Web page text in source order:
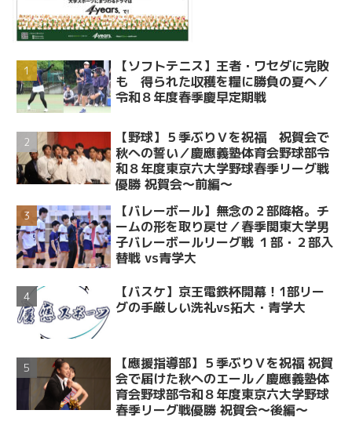
【ソフトテニス】王者・ワセダに完敗
も 得られた収穫を糧に勝負の夏へ／
令和８年度春季慶早定期戦
【野球】５季ぶりＶを祝福 祝賀会で
秋への誓い／慶應義塾体育会野球部令
和８年度東京六大学野球春季リーグ戦
優勝 祝賀会～前編～
【バレーボール】無念の２部降格。チ
ームの形を取り戻せ／春季関東大学男
子バレーボールリーグ戦 １部・２部入
替戦 vs青学大
【バスケ】京王電鉄杯開幕！1部リー
グの手厳しい洗礼vs拓大・青学大
【應援指導部】５季ぶりＶを祝福 祝賀
会で届けた秋へのエール／慶應義塾体
育会野球部令和８年度東京六大学野球
春季リーグ戦優勝 祝賀会～後編～